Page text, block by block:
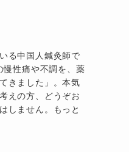
る中国人鍼灸師で
性痛や不調を、薬
きました」。本気
えの方、どうぞお
しません。もっと